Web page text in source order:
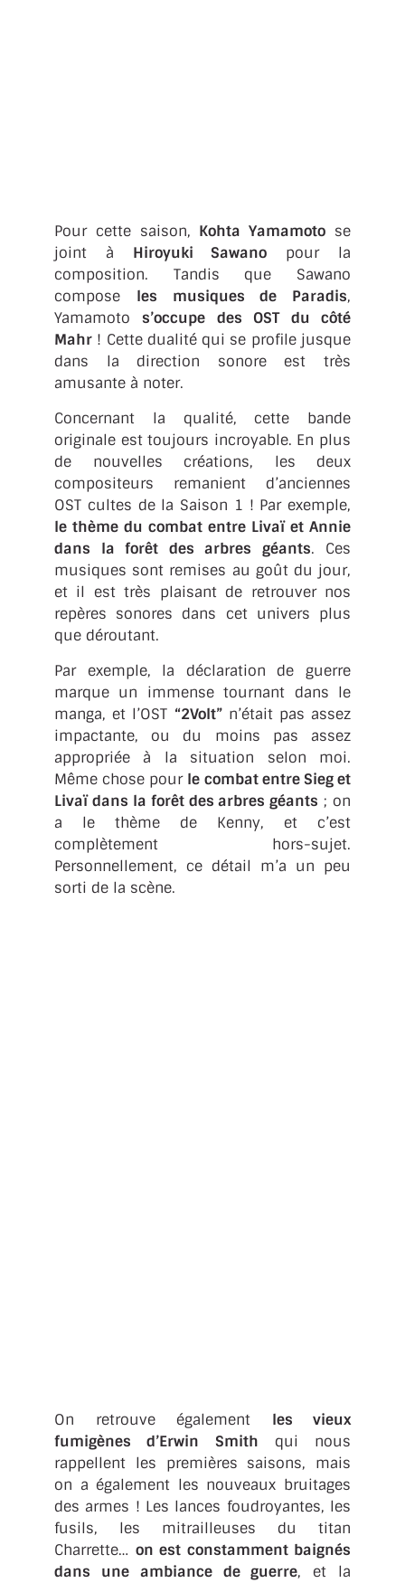
Pour cette saison, Kohta Yamamoto se
joint à Hiroyuki Sawano pour la
composition. Tandis que Sawano
compose les musiques de Paradis,
Yamamotos’occupe des OST du côté
Mahr ! Cette dualité qui se profile jusque
dans la direction sonore est très
amusante à noter.
Concernant la qualité, cette bande
originale est toujours incroyable. En plus
de nouvelles créations, les deux
compositeurs remanient d’anciennes
OST cultes de la Saison 1 ! Par exemple,
le thème du combat entre Livaï et Annie
dans la forêt des arbres géants. Ces
musiques sont remises au goût du jour,
et il est très plaisant de retrouver nos
repères sonores dans cet univers plus
que déroutant.
Par exemple, la déclaration de guerre
marque un immense tournant dans le
manga, et l’OST “2Volt”n’était pas assez
impactante, ou du moins pas assez
appropriée à la situation selon moi.
Même chose pour le combat entre Sieg et
Livaï dans la forêt des arbres géants ; on
a le thème de Kenny, et c’est
complètement hors-sujet.
Personnellement, ce détail m’a un peu
sorti de la scène.
On retrouve également les vieux
fumigènes d’Erwin Smith qui nous
rappellent les premières saisons, mais
on a également les nouveaux bruitages
des armes ! Les lances foudroyantes, les
fusils, les mitrailleuses du titan
Charrette… on est constamment baignés
dans une ambiance de guerre, et la